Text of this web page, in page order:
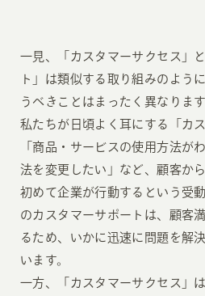
一見、「カスタマーサクセス」
ト」は類似する取り組みのよう
うべきことはまったく異なります
私たちが日頃よく耳にする「カ
「商品・サービスの使用方法が
法を変更したい」など、顧客か
初めて企業が行動するという受
のカスタマーサポートは、顧客
るため、いかに迅速に問題を解
います。
一方、「カスタマーサクセス」